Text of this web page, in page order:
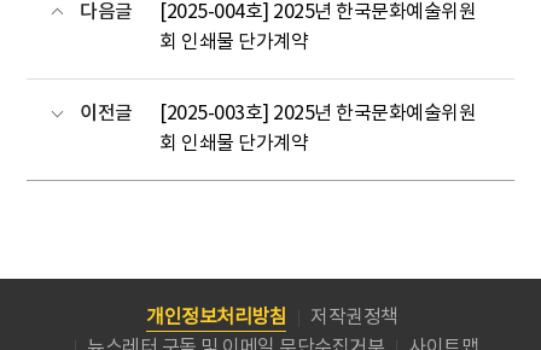
다음글
[2025-004호] 2025년 한국문화예술위원
회 인쇄물 단가계약
이전글
[2025-003호] 2025년 한국문화예술위원
회 인쇄물 단가계약
개인정보처리방침
저작권정책